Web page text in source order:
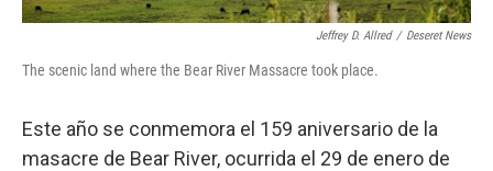
Jeffrey D. Allred / Deseret News
The scenic land where the Bear River Massacre took place.
Este año se conmemora el 159 aniversario de la
masacre de Bear River, ocurrida el 29 de enero de